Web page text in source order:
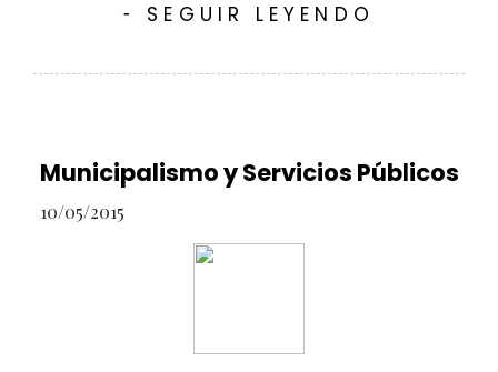
- SEGUIR LEYENDO
Municipalismo y Servicios Públicos
10/05/2015